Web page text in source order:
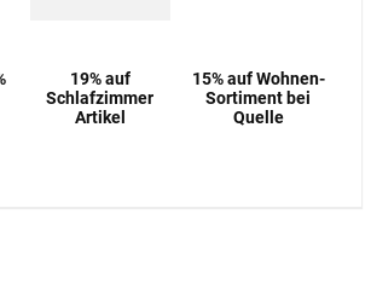
19% auf
Schlafzimmer
Artikel
15% auf Wohnen-
Sortiment bei
Quelle